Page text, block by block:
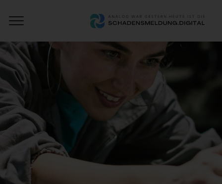
Digital
Open